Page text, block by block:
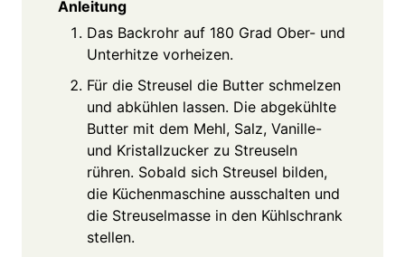
Anleitung
Das Backrohr auf 180 Grad Ober- und
Unterhitze vorheizen.
Für die Streusel die Butter schmelzen
und abkühlen lassen. Die abgekühlte
Butter mit dem Mehl, Salz, Vanille-
und Kristallzucker zu Streuseln
rühren. Sobald sich Streusel bilden,
die Küchenmaschine ausschalten und
die Streuselmasse in den Kühlschrank
stellen.